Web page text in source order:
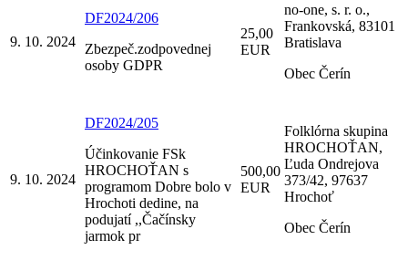
9. 10. 2024
DF2024/206
Zbezpeč.zodpovednej
osoby GDPR
25,00
EUR
no-one, s. r. o.,
Frankovská, 83101
Bratislava
Obec Čerín
9. 10. 2024
DF2024/205
Účinkovanie FSk
HROCHOŤAN s
programom Dobre bolo v
Hrochoti dedine, na
podujatí ,,Čačínsky
jarmok pr
500,00
EUR
Folklórna skupina
HROCHOŤAN,
Ľuda Ondrejova
373/42, 97637
Hrochoť
Obec Čerín